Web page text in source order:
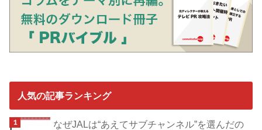
人気の記事ランキング
なぜJALは“あえてサブチャンネル”を選んだの